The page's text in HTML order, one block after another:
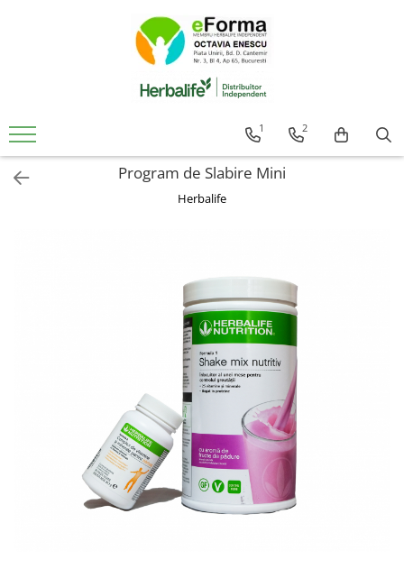
Slabire Sanatoasa Rapida
Ingrasare Sanatoasa Rapida
Mic Dejun Inteligent
Suport Sistem Cardiovascular
Scaderea Colesterolului
Produse vegetarieni, vegani
Gateste cu Herbalife
Sport & Fitness
1 2
Program de Slabire Mini
Herbalife